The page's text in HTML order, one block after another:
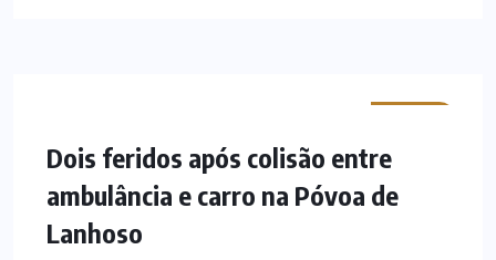
Dois feridos após colisão entre
ambulância e carro na Póvoa de
Lanhoso